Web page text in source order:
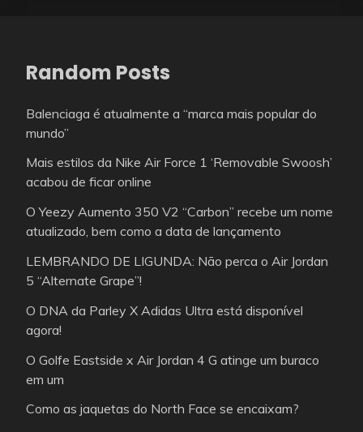
Random Posts
Balenciaga é atualmente a “marca mais popular do
mundo”
Mais estilos da Nike Air Force 1 ‘Removable Swoosh’
acabou de ficar online
O Yeezy Aumento 350 V2 “Carbon” recebe um nome
atualizado, bem como a data de lançamento
LEMBRANDO DE LIGUNDA: Não perca o Air Jordan
5 “Alternate Grape”!
O DNA da Parley X Adidas Ultra está disponível
agora!
O Golfe Eastside x Air Jordan 4 G atinge um buraco
em um
Como as jaquetas do North Face se encaixam?